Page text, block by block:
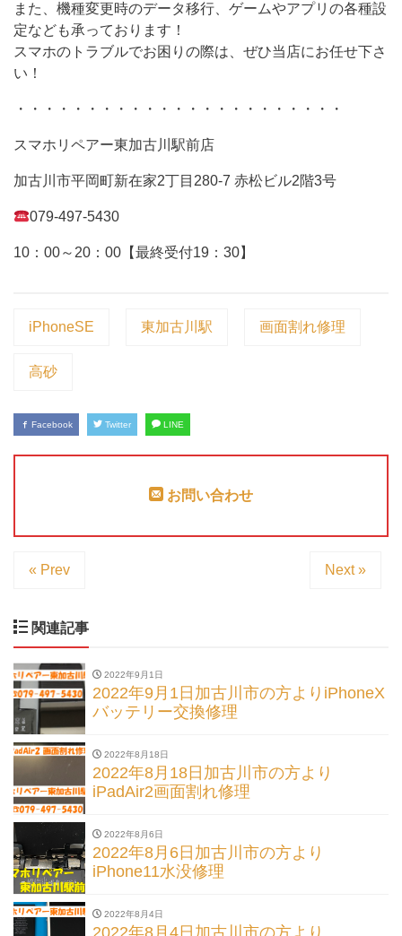
また、機種変更時のデータ移行、ゲームやアプリの各種設
定なども承っております！
スマホのトラブルでお困りの際は、ぜひ当店にお任せ下さ
い！
・・・・・・・・・・・・・・・・・・・・・・・
スマホリペアー東加古川駅前店
加古川市平岡町新在家2丁目280-7 赤松ビル2階3号
079-497-5430
10：00～20：00【最終受付19：30】
iPhoneSE 東加古川駅 画面割れ修理
高砂
Facebook Twitter LINE
お問い合わせ
« Prev Next »
関連記事
2022年9月1日
2022年9月1日加古川市の方よりiPhoneX
バッテリー交換修理
2022年8月18日
2022年8月18日加古川市の方より
iPadAir2画面割れ修理
2022年8月6日
2022年8月6日加古川市の方より
iPhone11水没修理
2022年8月4日